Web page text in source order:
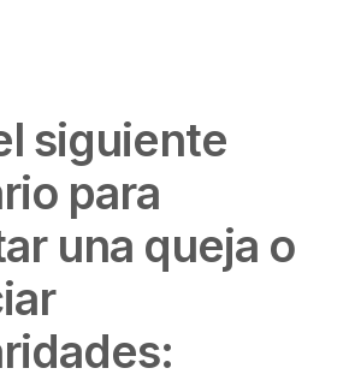
siguiente
para
una queja o